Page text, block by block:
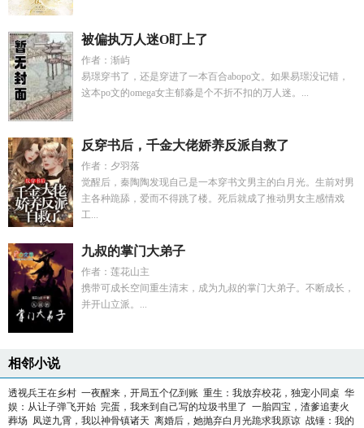
被偏执万人迷O盯上了
作者：渐屿
易璟穿书了，还是穿进了一本百合abopo文。如果易璟没记错，
这本po文的omega女主郁淼是个不折不扣的万人迷。...
反穿书后，千金大佬娇养反派自救了
作者：夕羽落
觉醒后，秦陶陶发现自己是一本穿书文男主的白月光。生前对男
主各种跪舔，爱而不得跳了楼。死后就成了推动男女主感情戏
工...
九叔的掌门大弟子
作者：莲花山主
携带可成长空间重生清末，成为九叔的掌门大弟子。不断成长，
并开山立派。...
相邻小说
透视兵王在乡村 一夜醒来，开局五个亿到账 重生：我放弃校花，独宠小同桌 华
娱：从让子弹飞开始 完蛋，我来到自己写的垃圾书里了 一胎四宝，渣爹追妻火
葬场 凤逆九霄，我以神骨镇诸天 离婚后，她抛弃白月光跪求我原谅 战锤：我的